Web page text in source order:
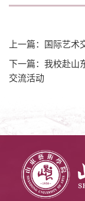
上一篇：国际艺术
下一篇：我校赴山
交流活动